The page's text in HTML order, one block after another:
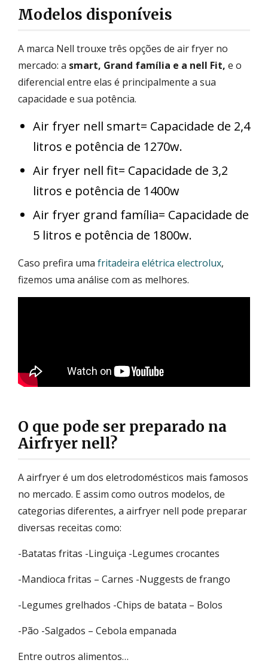
Modelos disponíveis
A marca Nell trouxe três opções de air fryer no
mercado: a smart, Grand família e a nell Fit, e o
diferencial entre elas é principalmente a sua
capacidade e sua potência.
Air fryer nell smart= Capacidade de 2,4
litros e potência de 1270w.
Air fryer nell fit= Capacidade de 3,2
litros e potência de 1400w
Air fryer grand família= Capacidade de
5 litros e potência de 1800w.
Caso prefira uma fritadeira elétrica electrolux,
fizemos uma análise com as melhores.
O que pode ser preparado na
Airfryer nell?
A airfryer é um dos eletrodomésticos mais famosos
no mercado. E assim como outros modelos, de
categorias diferentes, a airfryer nell pode preparar
diversas receitas como:
-Batatas fritas -Linguiça -Legumes crocantes
-Mandioca fritas – Carnes -Nuggests de frango
-Legumes grelhados -Chips de batata – Bolos
-Pão -Salgados – Cebola empanada
Entre outros alimentos…